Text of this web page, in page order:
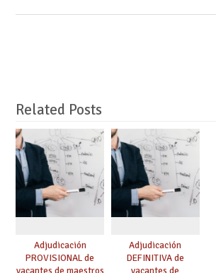
Related Posts
Adjudicación
PROVISIONAL de
Adjudicación
DEFINITIVA de